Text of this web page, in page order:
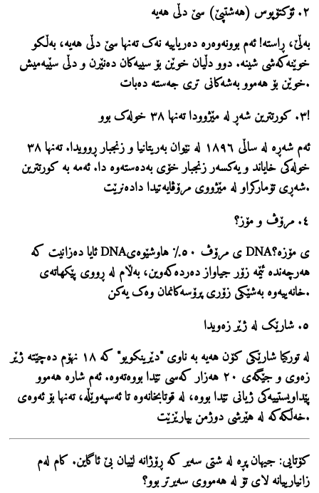
٢. ئۆکتۆپوس (هەشتپێ) سێ دڵی هەیە
بەڵێ، ڕاستە! ئەم بوونەوەرە دەریاییە نەک تەنها سێ دڵی هەیە، بەڵکو
خوێنەکەشی شینە. دوو دڵیان خوێن بۆ سییەکان دەنێرن و دڵی سێیەمیش
خوێن بۆ هەموو بەشەکانی تری جەستە دەبات.
٣. کورتترین شەڕ لە مێژوودا تەنها ٣٨ خولەک بوو!
ئەم شەڕە لە ساڵی ١٨٩٦ لە نێوان بەریتانیا و زنجبار ڕوویدا. تەنها
٣٨
خولەکیخایاند و یەکسەر زنجبار خۆی بەدەستەوە دا. ئەمە بە کورتترین
شەڕی تۆمارکراو لە مێژووی مرۆڤایەتیدا دادەنرێت.
٤. مرۆڤ و مۆز؟
ئایا دەزانیت کە DNAی مرۆڤ ٥٠٪ هاوشێوەی
DNAی مۆزە؟
هەرچەندە ئێمە زۆر جیاواز دەردەکەوین، بەڵام لە ڕووی پێکهاتەی
خانەییەوە بەشێکی زۆری پرۆسەکانمان وەک یەکن.
٥. شارێک لە ژێر زەویدا
لە تورکیا شارێکی کۆن هەیە بە ناوی "دێرینکویو" کە١٨ نهۆم
دەچێتە ژێر
زەوی و جێگەی ٢٠ هەزار کەسی تێدا بووەتەوە. ئەم شارە هەموو
پێداویستییەکی ژیانی تێدا بووە، لە قوتابخانەوە تا ئەسپەوێڵە، تەنها بۆ ئەوەی
خەڵکەکە لە هێرشی دوژمن بپارێزێت.
کۆتایی:جیهان پڕە لە شتی سەیر کە ڕۆژانە لێیان بێ ئاگاین. کام لەم
زانیارییانە لای تۆ لە هەمووی سەیرتر بوو؟